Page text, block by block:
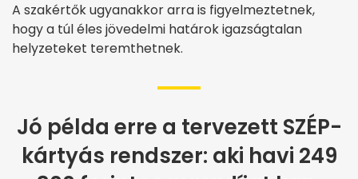
A szakértők ugyanakkor arra is figyelmeztetnek,
hogy a túl éles jövedelmi határok igazságtalan
helyzeteket teremthetnek.
Jó példa erre a tervezett SZÉP-
kártyás rendszer: aki havi 249